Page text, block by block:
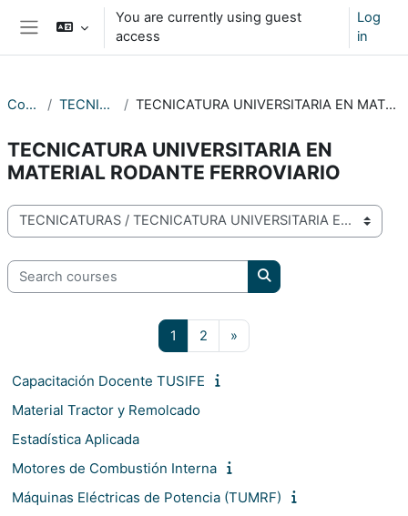
Skip to main content
You are currently using guest
access
Log
in
Courses TECNICATURAS TECNICATURA UNIVERSITARIA EN MATERIAL RODANTE FERROVIARIO
TECNICATURA UNIVERSITARIA EN
MATERIAL RODANTE FERROVIARIO
Course categories
Search courses
Search courses
1 Page 1
2 Page 2
»
Capacitación Docente TUSIFE
Material Tractor y Remolcado
Estadística Aplicada
Motores de Combustión Interna
Máquinas Eléctricas de Potencia (TUMRF)